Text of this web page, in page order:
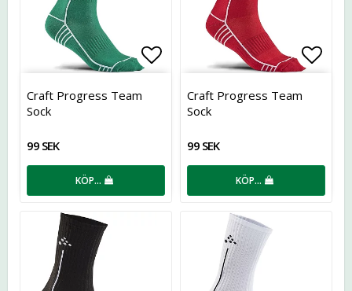
Lägg till i favoritlistan
Craft Progress Team
Sock
99 SEK
KÖP…
Craft Progress Team
Sock
99 SEK
KÖP…